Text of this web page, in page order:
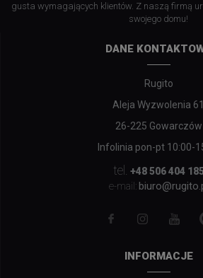
gusta wymagających klientów. Z naszą firmą
swojego domu!
DANE
Rugito
Aleja Wyzwolenia 61
26-225 Gowarczów
Infolinia pon-pt 10:00-
tel. +48 506 404 185
e-mail:
INFORMACJE